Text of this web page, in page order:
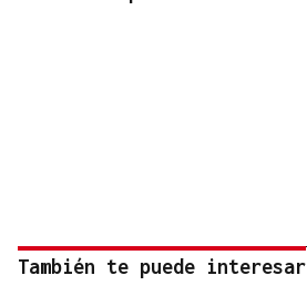
También te puede interesar